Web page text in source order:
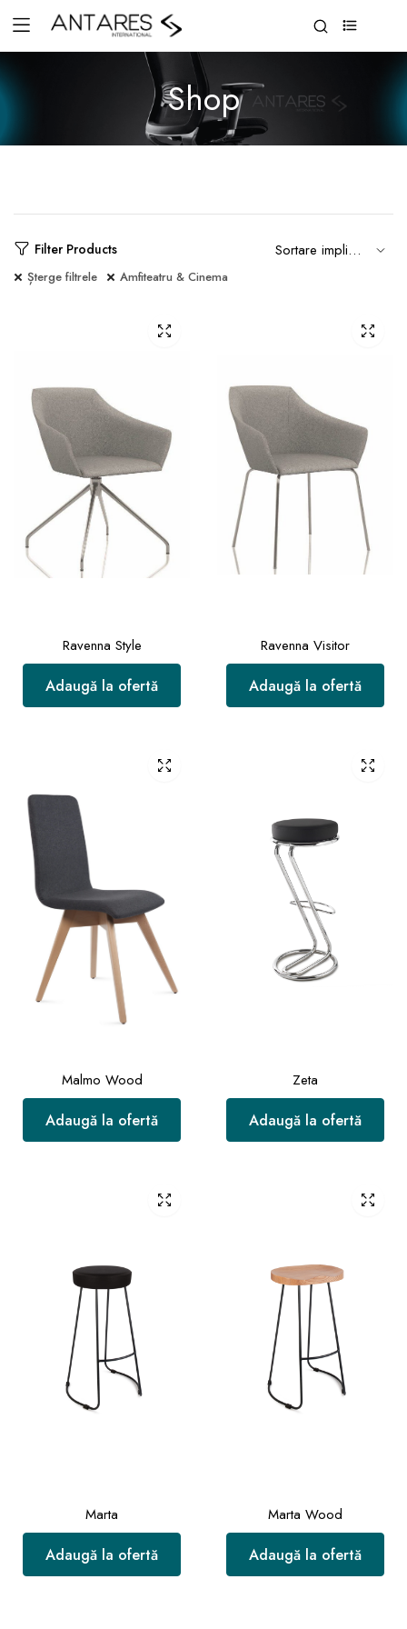
Shop
Filter Products
Șterge filtrele Amfiteatru & Cinema
Ravenna Style
Adaugă la ofertă
Ravenna Visitor
Adaugă la ofertă
Malmo Wood
Adaugă la ofertă
Zeta
Adaugă la ofertă
Marta
Adaugă la ofertă
Marta Wood
Adaugă la ofertă